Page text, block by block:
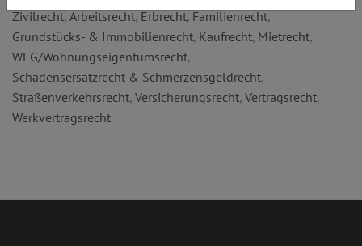
Zivilrecht, Arbeitsrecht, Erbrecht, Familienrecht,
Grundstücks- & Immobilienrecht, Kaufrecht, Mietrecht,
WEG/Wohnungseigentumsrecht,
Schadensersatzrecht & Schmerzensgeldrecht,
Straßenverkehrsrecht, Versicherungsrecht, Vertragsrecht,
Werkvertragsrecht